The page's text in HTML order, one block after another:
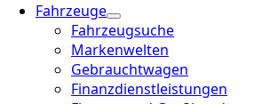
Fahrzeuge
Fahrzeugsuche
Markenwelten
Gebrauchtwagen
Finanzdienstleistungen